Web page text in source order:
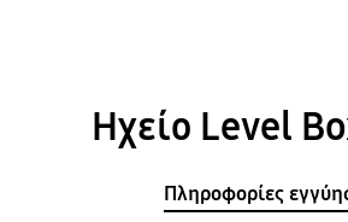
Ηχείο Level
Πληροφορίες